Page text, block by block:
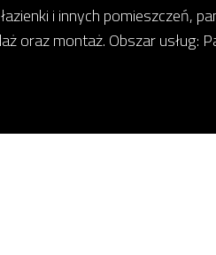
i innych pomieszczeń,
oraz montaż. Obszar usług: